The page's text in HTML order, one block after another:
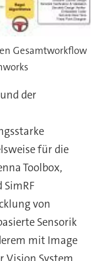
Gesamtworkflow
der
für die
Toolbox,
SimRF
von
Sensorik
mit Image